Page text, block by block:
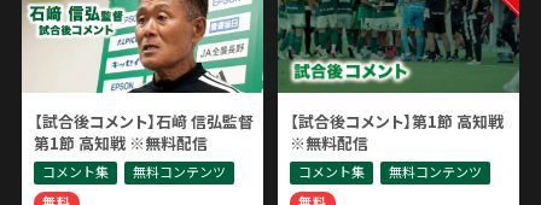
【試合後コメント】石﨑 信弘監督
第1節 高知戦 ※無料配信
コメント集
無料コンテンツ
【試合後コメント】第1節 高知戦
※無料配信
コメント集
無料コンテンツ